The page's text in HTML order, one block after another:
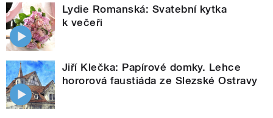
Lydie Romanská: Svatební kytka
k večeři
Jiří Klečka: Papírové domky. Lehce
hororová faustiáda ze Slezské Ostravy